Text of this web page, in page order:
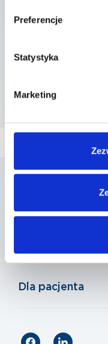
Preferencje
Statystyka
Marketing
gen. Józefa
Szpital
Penta Hospitals
Dla pacjenta